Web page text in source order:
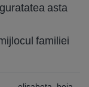
asta
familiei